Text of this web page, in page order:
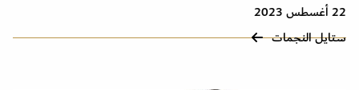
22 أغسطس 2023
ستايل النجمات